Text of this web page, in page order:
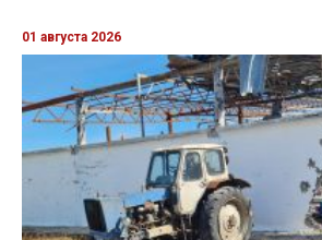
01 августа 2026